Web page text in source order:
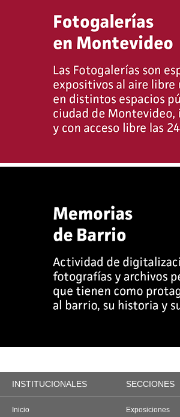
INSTITUCIONALES SECCIONES
Inicio
Exposiciones